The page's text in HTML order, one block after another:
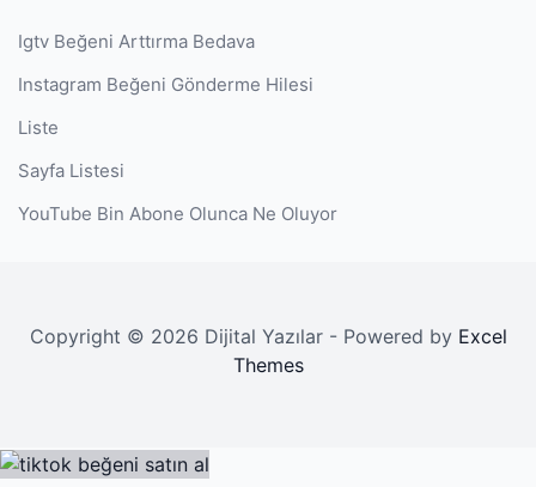
Igtv Beğeni Arttırma Bedava
Instagram Beğeni Gönderme Hilesi
Liste
Sayfa Listesi
YouTube Bin Abone Olunca Ne Oluyor
Copyright © 2026 Dijital Yazılar - Powered by Excel
Themes